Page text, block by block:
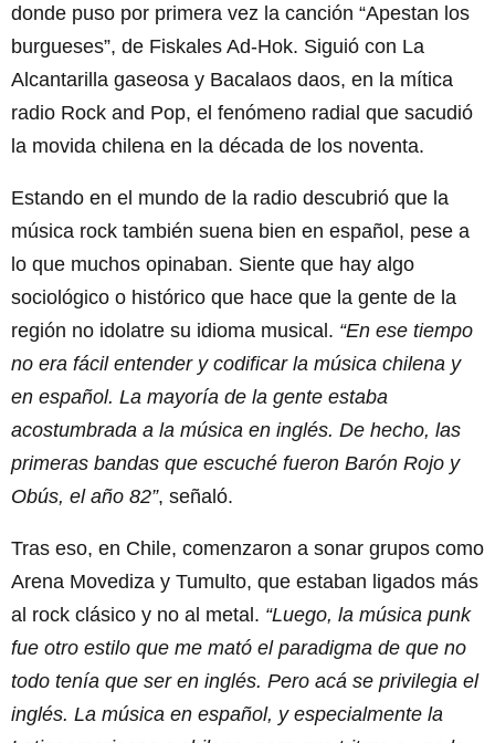
donde puso por primera vez la canción “Apestan los
burgueses”, de Fiskales Ad-Hok. Siguió con La
Alcantarilla gaseosa y Bacalaos daos, en la mítica
radio Rock and Pop, el fenómeno radial que sacudió
la movida chilena en la década de los noventa.
Estando en el mundo de la radio descubrió que la
música rock también suena bien en español, pese a
lo que muchos opinaban. Siente que hay algo
sociológico o histórico que hace que la gente de la
región no idolatre su idioma musical. “En ese tiempo
no era fácil entender y codificar la música chilena y
en español. La mayoría de la gente estaba
acostumbrada a la música en inglés. De hecho, las
primeras bandas que escuché fueron Barón Rojo y
Obús, el año 82”, señaló.
Tras eso, en Chile, comenzaron a sonar grupos como
Arena Movediza y Tumulto, que estaban ligados más
al rock clásico y no al metal. “Luego, la música punk
fue otro estilo que me mató el paradigma de que no
todo tenía que ser en inglés. Pero acá se privilegia el
inglés. La música en español, y especialmente la